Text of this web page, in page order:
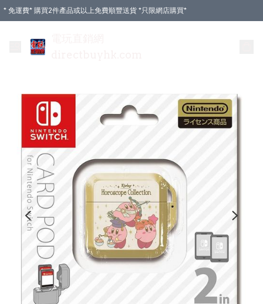
* 免運費* 購買2件產品或以上免費順豐送貨 *只限網店購買*